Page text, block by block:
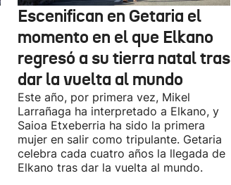
Escenifican en Getaria el
momento en el que Elkano
regresó a su tierra natal tras
dar la vuelta al mundo
Este año, por primera vez, Mikel
Larrañaga ha interpretado a Elkano, y
Saioa Etxeberria ha sido la primera
mujer en salir como tripulante. Getaria
celebra cada cuatro años la llegada de
Elkano tras dar la vuelta al mundo.